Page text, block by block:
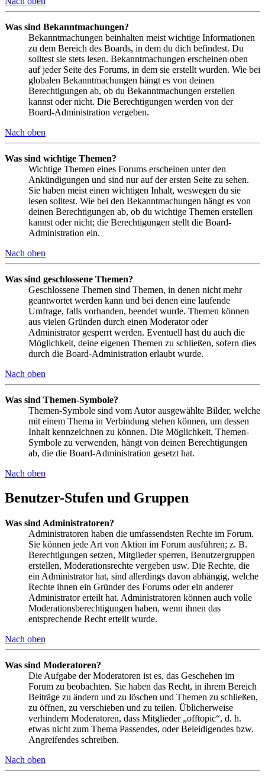
Was sind Bekanntmachungen?
Bekanntmachungen beinhalten meist wichtige Informationen
zu dem Bereich des Boards, in dem du dich befindest. Du
solltest sie stets lesen. Bekanntmachungen erscheinen oben
auf jeder Seite des Forums, in dem sie erstellt wurden. Wie bei
globalen Bekanntmachungen hängt es von deinen
Berechtigungen ab, ob du Bekanntmachungen erstellen
kannst oder nicht. Die Berechtigungen werden von der
Board-Administration vergeben.
Nach oben
Was sind wichtige Themen?
Wichtige Themen eines Forums erscheinen unter den
Ankündigungen und sind nur auf der ersten Seite zu sehen.
Sie haben meist einen wichtigen Inhalt, weswegen du sie
lesen solltest. Wie bei den Bekanntmachungen hängt es von
deinen Berechtigungen ab, ob du wichtige Themen erstellen
kannst oder nicht; die Berechtigungen stellt die Board-
Administration ein.
Nach oben
Was sind geschlossene Themen?
Geschlossene Themen sind Themen, in denen nicht mehr
geantwortet werden kann und bei denen eine laufende
Umfrage, falls vorhanden, beendet wurde. Themen können
aus vielen Gründen durch einen Moderator oder
Administrator gesperrt werden. Eventuell hast du auch die
Möglichkeit, deine eigenen Themen zu schließen, sofern dies
durch die Board-Administration erlaubt wurde.
Nach oben
Was sind Themen-Symbole?
Themen-Symbole sind vom Autor ausgewählte Bilder, welche
mit einem Thema in Verbindung stehen können, um dessen
Inhalt kennzeichnen zu können. Die Möglichkeit, Themen-
Symbole zu verwenden, hängt von deinen Berechtigungen
ab, die die Board-Administration gesetzt hat.
Nach oben
Benutzer-Stufen und Gruppen
Was sind Administratoren?
Administratoren haben die umfassendsten Rechte im Forum.
Sie können jede Art von Aktion im Forum ausführen; z. B.
Berechtigungen setzen, Mitglieder sperren, Benutzergruppen
erstellen, Moderationsrechte vergeben usw. Die Rechte, die
ein Administrator hat, sind allerdings davon abhängig, welche
Rechte ihnen ein Gründer des Forums oder ein anderer
Administrator erteilt hat. Administratoren können auch volle
Moderationsberechtigungen haben, wenn ihnen das
entsprechende Recht erteilt wurde.
Nach oben
Was sind Moderatoren?
Die Aufgabe der Moderatoren ist es, das Geschehen im
Forum zu beobachten. Sie haben das Recht, in ihrem Bereich
Beiträge zu ändern und zu löschen und Themen zu schließen,
zu öffnen, zu verschieben und zu teilen. Üblicherweise
verhindern Moderatoren, dass Mitglieder „offtopic“, d. h.
etwas nicht zum Thema Passendes, oder Beleidigendes bzw.
Angreifendes schreiben.
Nach oben